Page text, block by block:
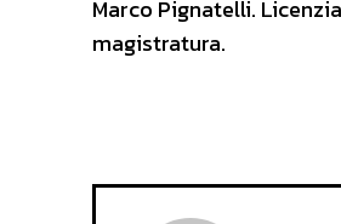
Marco Pignatelli.
magistratura.